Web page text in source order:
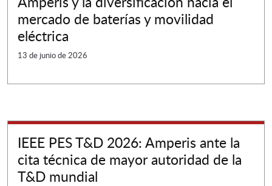
mercado de baterías y movilidad
eléctrica
13 de junio de 2026
IEEE PES T&D 2026: Amperis ante la
cita técnica de mayor autoridad de la
T&D mundial